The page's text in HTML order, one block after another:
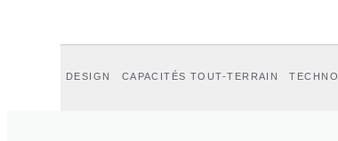
DESIGN CAPACITÉS TOUT-TERRAIN